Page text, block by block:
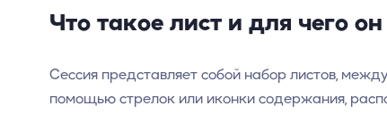
Что такое лист и для чего
Сессия представляет собой набор листов,
помощью стрелок или иконки содержания,